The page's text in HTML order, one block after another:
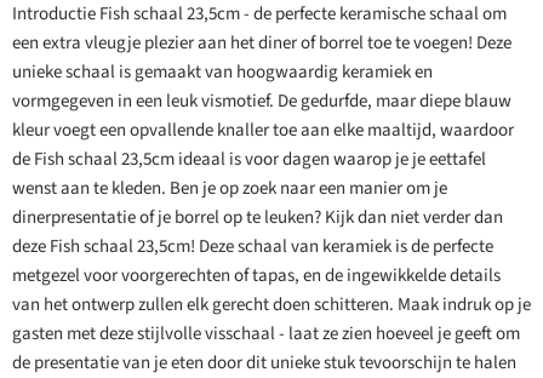
Introductie Fish schaal 23,5cm - de perfecte keramische schaal om
een extra vleugje plezier aan het diner of borrel toe te voegen! Deze
unieke schaal is gemaakt van hoogwaardig keramiek en
vormgegeven in een leuk vismotief. De gedurfde, maar diepe blauw
kleur voegt een opvallende knaller toe aan elke maaltijd, waardoor
de Fish schaal 23,5cm ideaal is voor dagen waarop je je eettafel
wenst aan te kleden. Ben je op zoek naar een manier om je
dinerpresentatie of je borrel op te leuken? Kijk dan niet verder dan
deze Fish schaal 23,5cm! Deze schaal van keramiek is de perfecte
metgezel voor voorgerechten of tapas, en de ingewikkelde details
van het ontwerp zullen elk gerecht doen schitteren. Maak indruk op je
gasten met deze stijlvolle visschaal - laat ze zien hoeveel je geeft om
de presentatie van je eten door dit unieke stuk tevoorschijn te halen